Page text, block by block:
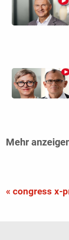
Mehr
« congress x-